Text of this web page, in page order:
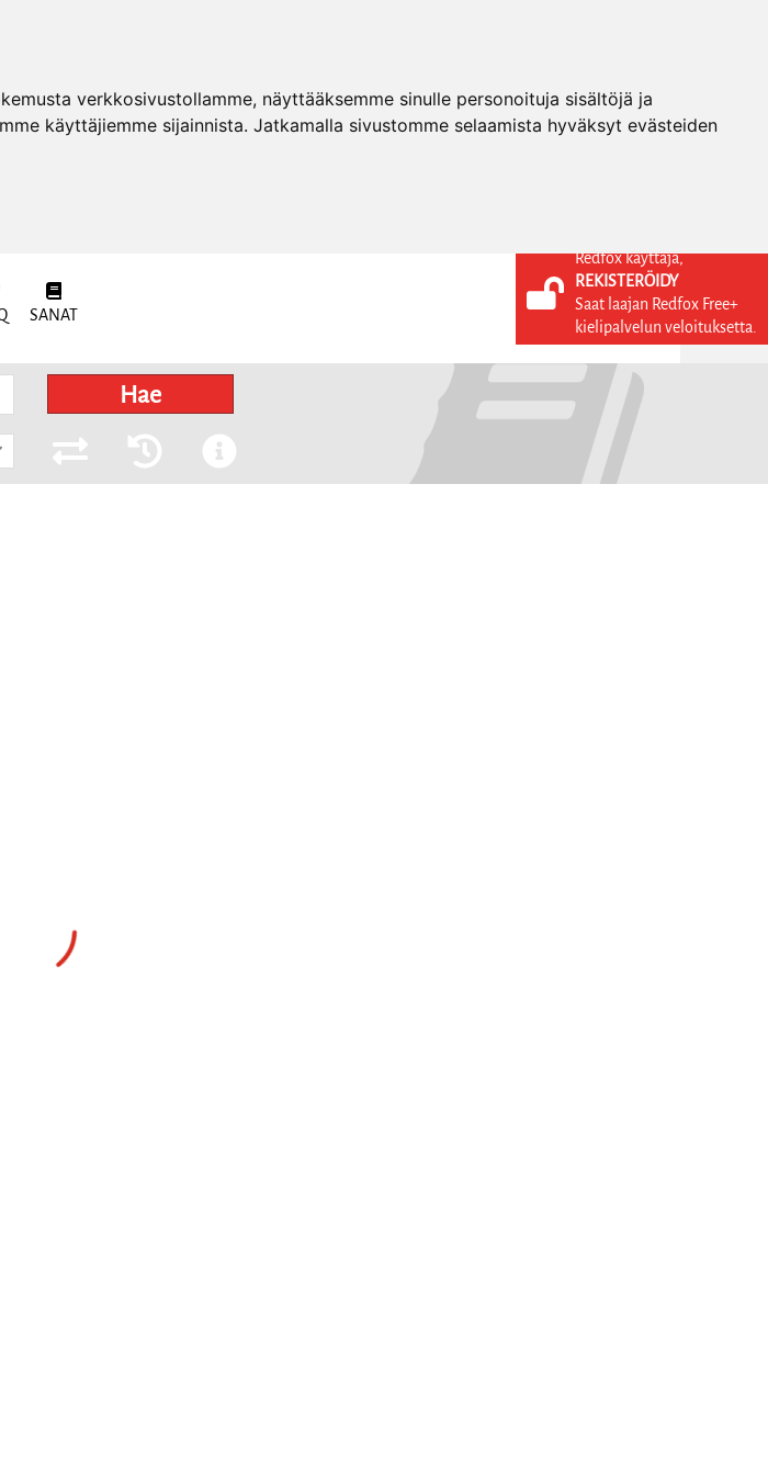
verkkosivustollamme, näyttääksemme sinulle personoituja sisältöjä ja
käyttäjiemme sijainnista. Jatkamalla sivustomme selaamista hyväksyt evästeiden
SANAT
KIRJAUDU SISÄÄN
REKISTERÖIDY
FI
Hae
Redfox käyttäjä,
REKISTERÖIDY
Saat laajan Redfox Free+
kielipalvelun veloituksetta.